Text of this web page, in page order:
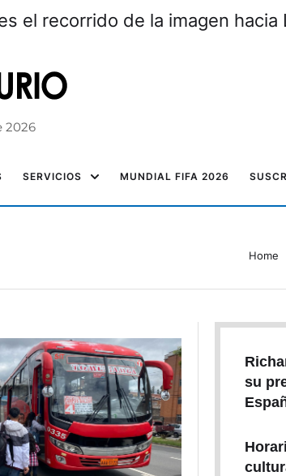
el recorrido de la imagen hacia
2026
SERVICIOS MUNDIAL FIFA 2026
Home
su